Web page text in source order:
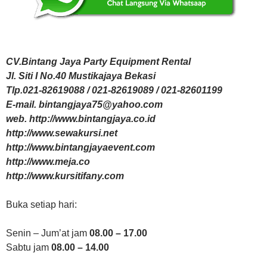
CV.Bintang Jaya Party Equipment Rental
Jl. Siti I No.40 Mustikajaya Bekasi
Tlp.021-82619088 / 021-82619089 / 021-82601199
E-mail. bintangjaya75@yahoo.com
web. http://www.bintangjaya.co.id
http://www.sewakursi.net
http://www.bintangjayaevent.com
http://www.meja.co
http://www.kursitifany.com
Buka setiap hari:
Senin – Jum’at jam 08.00 – 17.00
Sabtu jam 08.00 – 14.00